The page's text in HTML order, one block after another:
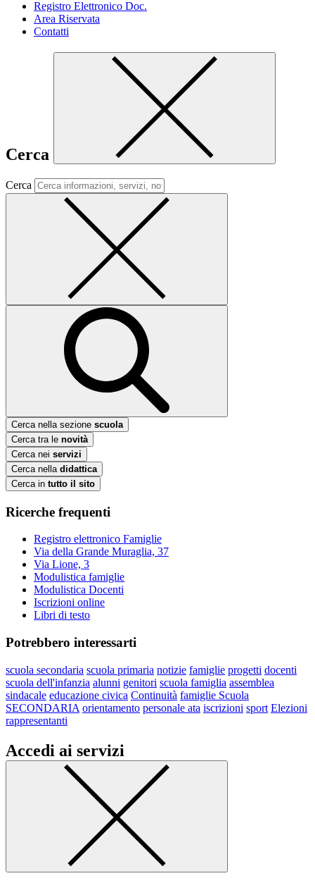
Registro Elettronico Doc.
Area Riservata
Contatti
Cerca
Cerca
Cerca nella sezione scuola
Cerca tra le novità
Cerca nei servizi
Cerca nella didattica
Cerca in tutto il sito
Ricerche frequenti
Registro elettronico Famiglie
Via della Grande Muraglia, 37
Via Lione, 3
Modulistica famiglie
Modulistica Docenti
Iscrizioni online
Libri di testo
Potrebbero interessarti
scuola secondaria scuola primaria notizie famiglie progetti docenti
scuola dell'infanzia alunni genitori scuola famiglia assemblea
sindacale educazione civica Continuità famiglie Scuola
SECONDARIA orientamento personale ata iscrizioni sport Elezioni
rappresentanti
Accedi ai servizi